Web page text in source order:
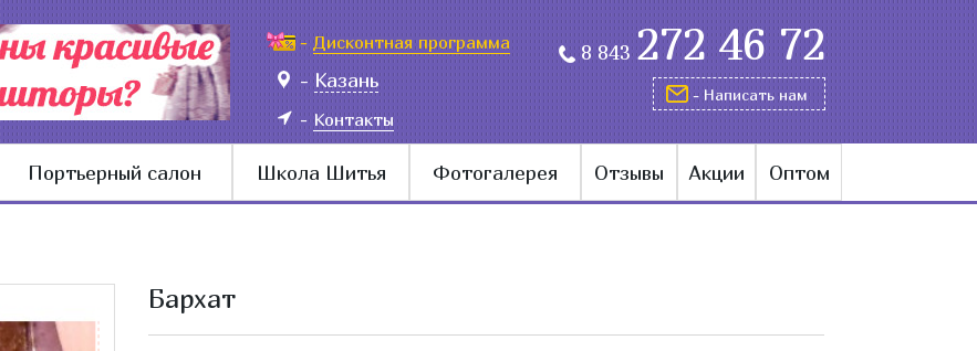
-Дисконтная программа
-Казань
-Контакты
8 843272 46 72
- Написать нам
Портьерный салон Школа Шитья Фотогалерея Отзывы Акции Оптом
Бархат